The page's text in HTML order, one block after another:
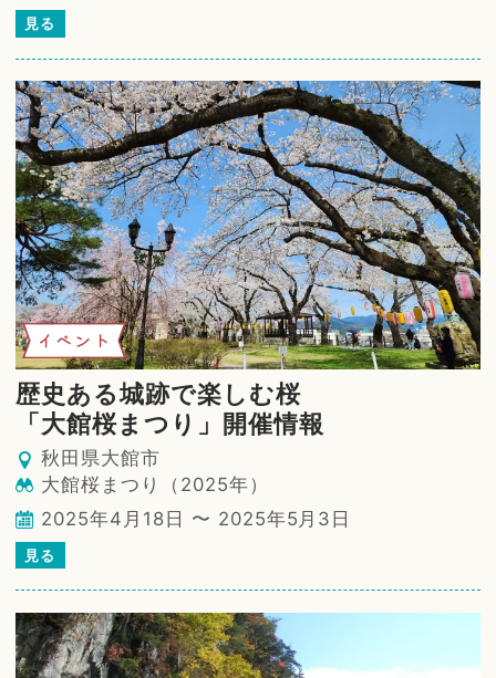
見る
イベント
歴史ある城跡で楽しむ桜
「大館桜まつり」開催情報
秋田県大館市
大館桜まつり（2025年）
2025年4月18日 〜 2025年5月3日
見る